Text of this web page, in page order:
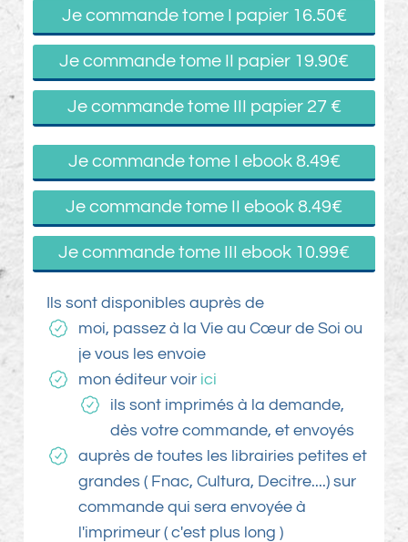
Je commande tome I papier 16.50€
Je commande tome II papier 19.90€
Je commande tome III papier 27 €
Je commande tome I ebook 8.49€
Je commande tome II ebook 8.49€
Je commande tome III ebook 10.99€
Ils sont disponibles auprès de
moi, passez à la Vie au Cœur de Soi ou
je vous les envoie
mon éditeur voir ici
ils sont imprimés à la demande,
dès votre commande, et envoyés
auprès de toutes les librairies petites et
grandes ( Fnac, Cultura, Decitre....) sur
commande qui sera envoyée à
l'imprimeur ( c'est plus long )